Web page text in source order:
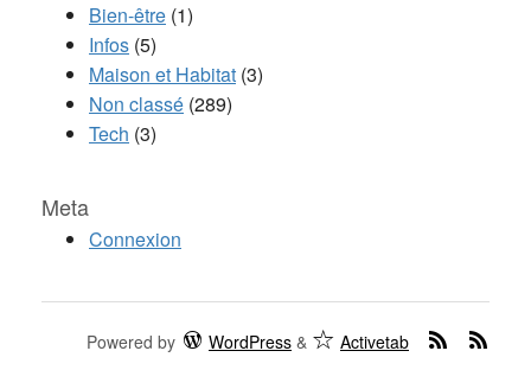
Bien-être (1)
Infos (5)
Maison et Habitat (3)
Non classé (289)
Tech (3)
Meta
Connexion
Powered by WordPress & Activetab